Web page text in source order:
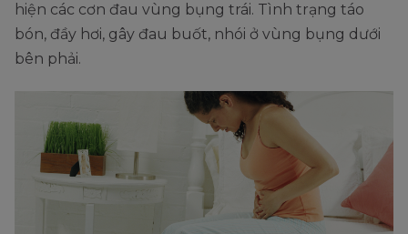
hiện các cơn đau vùng bụng trái. Tình trạng táo
bón, đầy hơi, gây đau buốt, nhói ở vùng bụng dưới
bên phải.